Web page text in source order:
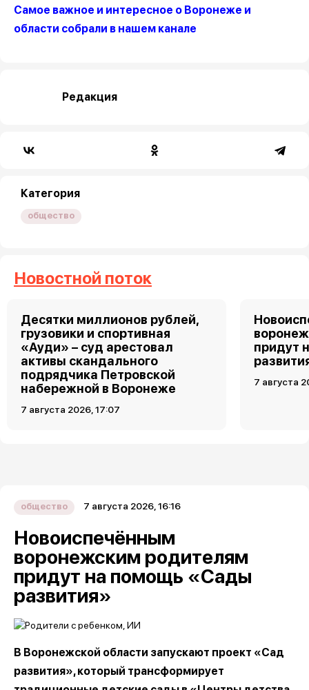
Самое важное и интересное о Воронеже и
области собрали в нашем канале
Редакция
Категория
общество
Новостной поток
Десятки миллионов рублей,
грузовики и спортивная
«Ауди» – суд арестовал
активы скандального
подрядчика Петровской
набережной в Воронеже
7 августа 2026, 17:07
придут
7 августа
общество 7 августа 2026, 16:16
Новоиспечённым
воронежским родителям
придут на помощь «Сады
развития»
В Воронежской области запускают проект «Сад
развития», который трансформирует